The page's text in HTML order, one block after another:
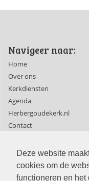
Deze website
cookies om de
functioneren en
Navigeer naar:
Home
Over ons
Kerkdiensten
Agenda
Herbergoudekerk.nl
Contact